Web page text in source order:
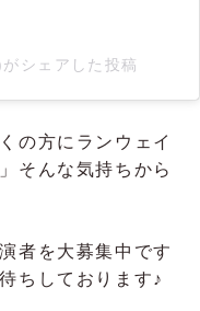
シェアした投稿
の方にランウェイ
そんな気持ちから
者を大募集中です
ちしております♪